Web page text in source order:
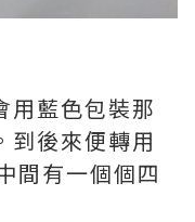
用藍色包裝那
到後來便轉用
間有一個個四